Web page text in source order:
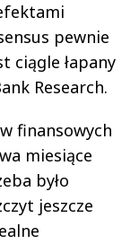
pewnie
ciągle łapany
Research.
finansowych
miesiące
było
jeszcze